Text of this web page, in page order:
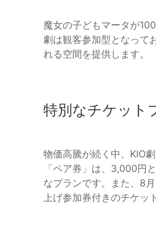
魔女の子どもマータが
劇は観客参加型となって
れる空間を提供します。
特別なチケット
物価高騰が続く中、KIO
「ペア券」は、3,000円
なプランです。また、8
上げ参加券付きのチケッ